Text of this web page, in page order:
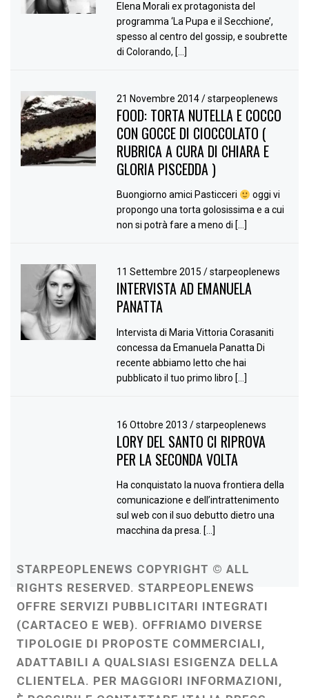
Elena Morali ex protagonista del
programma ‘La Pupa e il Secchione’,
spesso al centro del gossip, e soubrette
di Colorando, […]
21 Novembre 2014/ starpeoplenews
FOOD: TORTA NUTELLA E COCCO
CON GOCCE DI CIOCCOLATO (
RUBRICA A CURA DI CHIARA E
GLORIA PISCEDDA )
Buongiorno amici Pasticceri
oggi vi
propongo una torta golosissima e a cui
non si potrà fare a meno di […]
11 Settembre 2015/ starpeoplenews
INTERVISTA AD EMANUELA
PANATTA
Intervista di Maria Vittoria Corasaniti
concessa da Emanuela Panatta Di
recente abbiamo letto che hai
pubblicato il tuo primo libro […]
16 Ottobre 2013/ starpeoplenews
LORY DEL SANTO CI RIPROVA
PER LA SECONDA VOLTA
Ha conquistato la nuova frontiera della
comunicazione e dell’intrattenimento
sul web con il suo debutto dietro una
macchina da presa. […]
STARPEOPLENEWS COPYRIGHT © ALL
RIGHTS RESERVED. STARPEOPLENEWS
OFFRE SERVIZI PUBBLICITARI INTEGRATI
(CARTACEO E WEB). OFFRIAMO DIVERSE
TIPOLOGIE DI PROPOSTE COMMERCIALI,
ADATTABILI A QUALSIASI ESIGENZA DELLA
CLIENTELA. PER MAGGIORI INFORMAZIONI,